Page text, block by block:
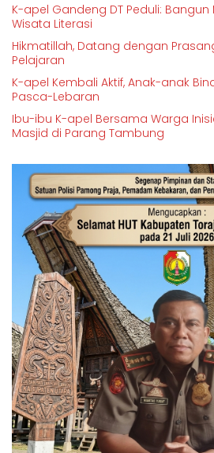
K-apel Gandeng DT Peduli:
Wisata Literasi
Hikmatillah, Datang dengan
Pelajaran
K-apel Kembali Aktif, Anak-anak
Pasca-Lebaran
Ibu-ibu K-apel Bersama Warga
Masjid di Parang Tambung